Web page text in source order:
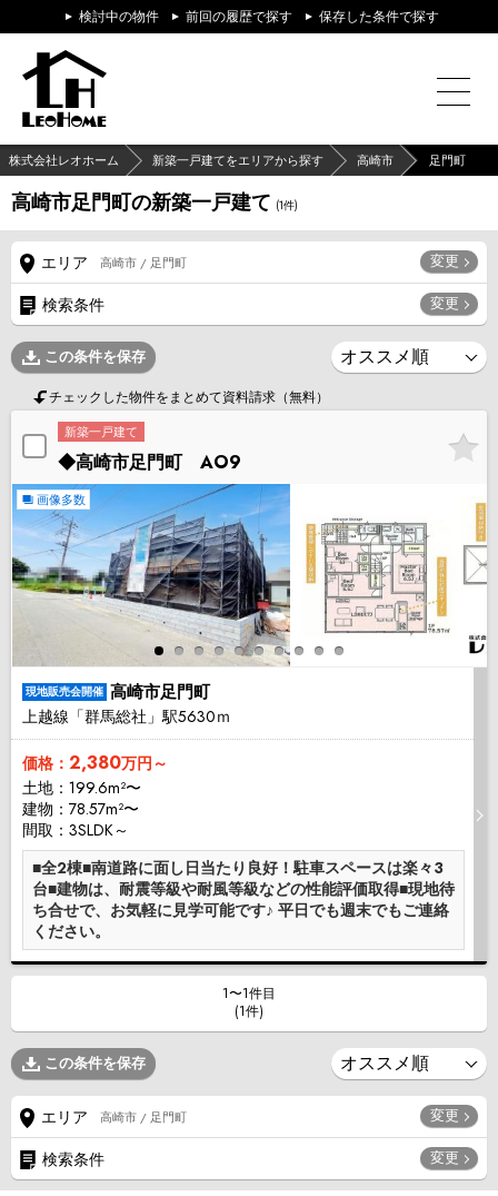
検討中の物件 前回の履歴で探す 保存した条件で探す
株式会社レオホーム 新築一戸建てをエリアから探す 高崎市 足門町
高崎市足門町の新築一戸建て (1件)
エリア 高崎市 / 足門町 変更
検索条件 変更
この条件を保存
チェックした物件をまとめて資料請求（無料）
新築一戸建て
◆高崎市足門町 AO9
画像多数
現地販売会開催 高崎市足門町
上越線「群馬総社」駅5630ｍ
価格： 2,380万円～
土地：199.6m²〜
建物：78.57m²〜
間取：3SLDK～
■全2棟■南道路に面し日当たり良好！駐車スペースは楽々3
台■建物は、耐震等級や耐風等級などの性能評価取得■現地待
ち合せで、お気軽に見学可能です♪ 平日でも週末でもご連絡
ください。
1〜1件目
(1件)
この条件を保存
エリア 高崎市 / 足門町 変更
検索条件 変更